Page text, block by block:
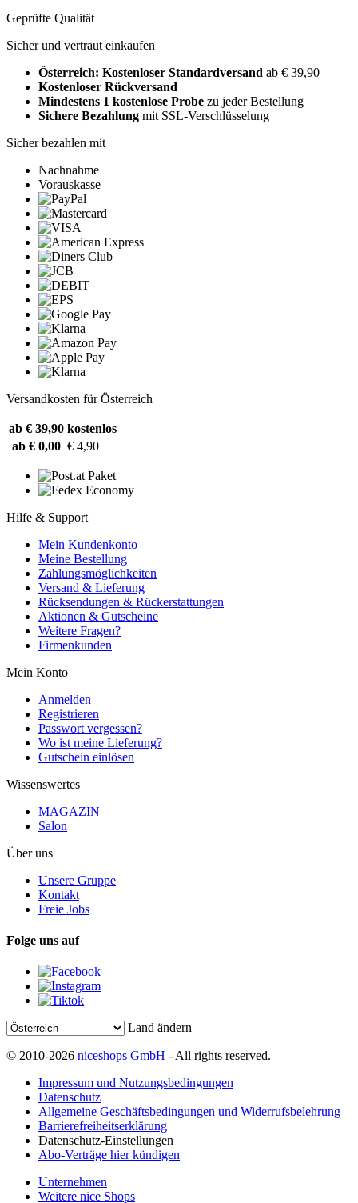
Geprüfte Qualität
Sicher und vertraut einkaufen
Österreich: Kostenloser Standardversand ab € 39,90
Kostenloser Rückversand
Mindestens 1 kostenlose Probe zu jeder Bestellung
Sichere Bezahlung mit SSL-Verschlüsselung
Sicher bezahlen mit
Nachnahme
Vorauskasse
Versandkosten für Österreich
ab € 39,90 kostenlos
ab € 0,00 € 4,90
Hilfe & Support
Mein Kundenkonto
Meine Bestellung
Zahlungsmöglichkeiten
Versand & Lieferung
Rücksendungen & Rückerstattungen
Aktionen & Gutscheine
Weitere Fragen?
Firmenkunden
Mein Konto
Anmelden
Registrieren
Passwort vergessen?
Wo ist meine Lieferung?
Gutschein einlösen
Wissenswertes
MAGAZIN
Salon
Über uns
Unsere Gruppe
Kontakt
Freie Jobs
Folge uns auf
Land ändern
© 2010-2026 niceshops GmbH - All rights reserved.
Impressum und Nutzungsbedingungen
Datenschutz
Allgemeine Geschäftsbedingungen und Widerrufsbelehrung
Barrierefreiheitserklärung
Datenschutz-Einstellungen
Abo-Verträge hier kündigen
Unternehmen
Weitere nice Shops